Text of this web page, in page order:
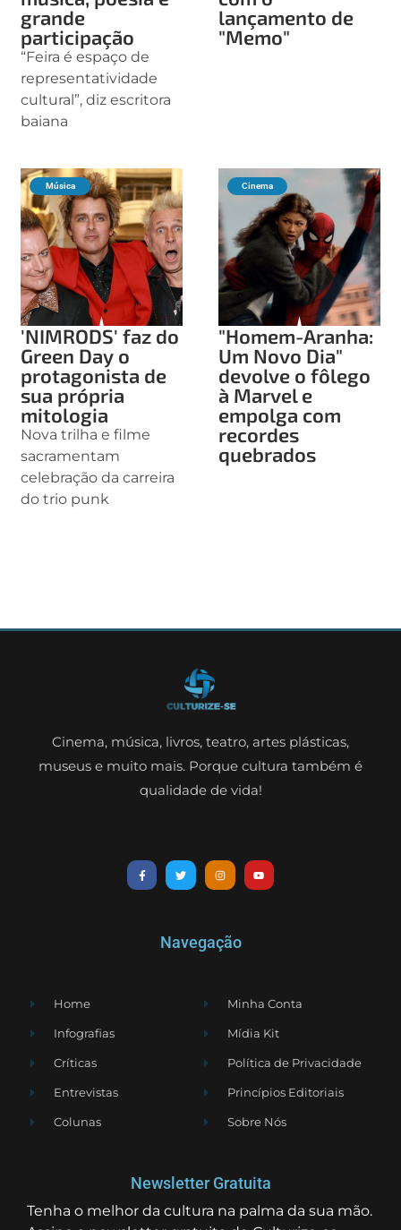
grande
participação
“Feira é espaço de
representatividade
cultural”, diz escritora
baiana
lançamento de
"Memo"
Música
'NIMRODS' faz do
Green Day o
protagonista de
sua própria
mitologia
Nova trilha e filme
sacramentam
celebração da carreira
do trio punk
Cinema
"Homem-Aranha:
Um Novo Dia"
devolve o fôlego
à Marvel e
empolga com
recordes
quebrados
Cinema, música, livros, teatro, artes plásticas,
museus e muito mais. Porque cultura também é
qualidade de vida!
Navegação
Home
Infografias
Críticas
Entrevistas
Colunas
Minha Conta
Mídia Kit
Política de Privacidade
Princípios Editoriais
Sobre Nós
Newsletter Gratuita
Tenha o melhor da cultura na palma da sua mão.